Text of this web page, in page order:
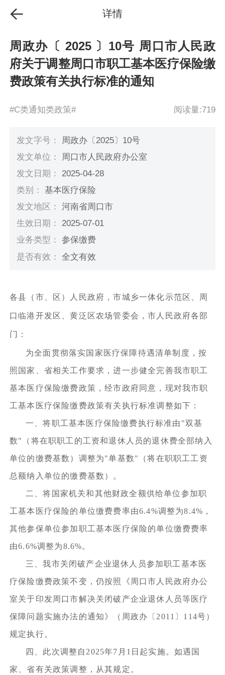
详情
周政办〔 2025 〕10号 周口市人民政
府关于调整周口市职工基本医疗保险缴
费政策有关执行标准的通知
#C类通知类政策# 阅读量:719
发文字号： 周政办〔2025〕10号
发文单位： 周口市人民政府办公室
发文日期： 2025-04-28
类别：基本医疗保险
发文地区：河南省周口市
生效日期： 2025-07-01
业务类型：参保缴费
是否有效：全文有效
各县（市、区）人民政府，市城乡一体化示范区、周
口临港开发区、黄泛区农场管委会，市人民政府各部
门：
为全面贯彻落实国家医疗保障待遇清单制度，按
照国家、省相关工作要求，进一步健全完善我市职工
基本医疗保险缴费政策，经市政府同意，现对我市职
工基本医疗保险缴费政策有关执行标准调整如下：
一、将职工基本医疗保险缴费执行标准由"双基
数"（将在职职工的工资和退休人员的退休费全部纳入
单位的缴费基数）调整为"单基数"（将在职职工工资
总额纳入单位的缴费基数）。
二、将国家机关和其他财政全额供给单位参加职
工基本医疗保险的单位缴费费率由6.4%调整为8.4%，
其他参保单位参加职工基本医疗保险的单位缴费费率
由6.6%调整为8.6%。
三、我市关闭破产企业退休人员参加职工基本医
疗保险缴费政策不变，仍按照《周口市人民政府办公
室关于印发周口市解决关闭破产企业退休人员等医疗
保障问题实施办法的通知》（周政办〔2011〕114号）
规定执行。
四、此次调整自2025年7月1日起实施。如遇国
家、省有关政策调整，从其规定。